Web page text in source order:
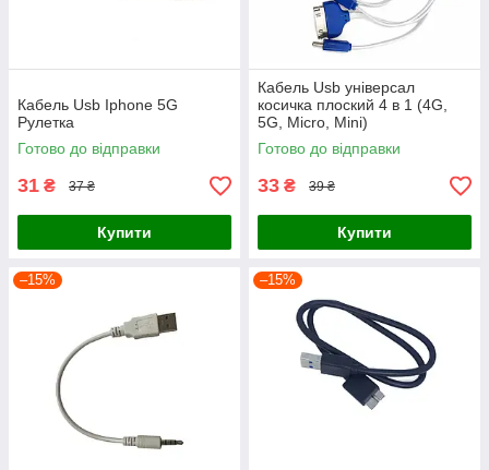
Кабель Usb Iphone 5G
Рулетка
Готово до відправки
31 ₴ 37 ₴
Купити
Кабель Usb універсал
косичка плоский 4 в 1 (4G,
5G, Micro, Mini)
Готово до відправки
33 ₴ 39 ₴
Купити
–15% –15%